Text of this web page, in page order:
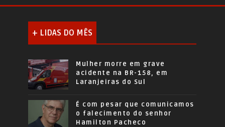
+ LIDAS DO MÊS
Mulher morre em grave
acidente na BR-158, em
Laranjeiras do Sul
É com pesar que comunicamos
o falecimento do senhor
Hamilton Pacheco